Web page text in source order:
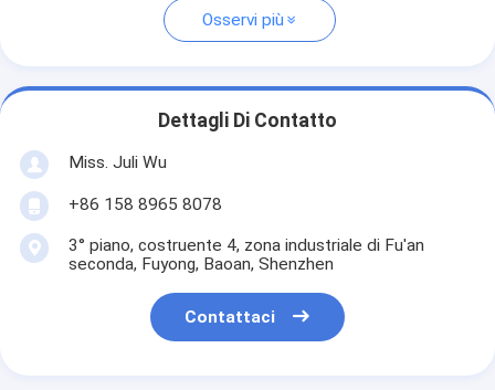
Osservi più
Dettagli Di Contatto
Miss. Juli Wu
+86 158 8965 8078
3° piano, costruente 4, zona industriale di Fu'an
seconda, Fuyong, Baoan, Shenzhen
Contattaci